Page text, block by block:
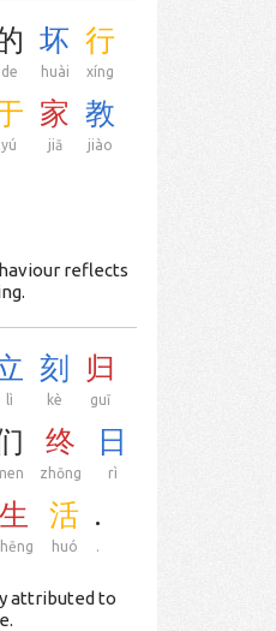
de
坏
huài
行
xíng
yú
家
jiā
教
jiào
reflects
lì
刻
kè
归
guī
终
zhōng
日
rì
生 活
huó
.
.
attributed to